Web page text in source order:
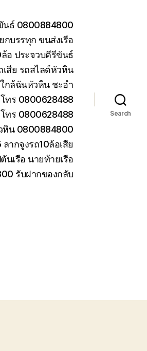
นธ์ 0800884800
บรรทุก ขนส่งเรือ
อ ประจวบคีรีขันธ์
เสีย รถสไลด์หัวหิน
กล้ฉันหัวหิน ชะอำ
ทร 0800628488
ทร 0800628488
หิน 0800884800
ากจูงรถ10ล้อเสีย
เรือ นายท้ายเรือ
รับฝากของกลับ
Search